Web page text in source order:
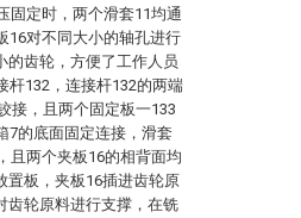
固定时，两个滑套11均通
16对不同大小的轴孔进行
的齿轮，方便了工作人员
杆132，连接杆132的两端
接，且两个固定板一133
7的底面固定连接，滑套
且两个夹板16的相背面均
置板，夹板16插进齿轮原
齿轮原料进行支撑，在铣